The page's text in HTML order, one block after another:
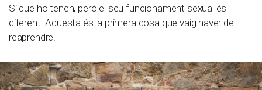
Sí que ho tenen, però el seu funcionament sexual és
diferent. Aquesta és la primera cosa que vaig haver de
reaprendre.